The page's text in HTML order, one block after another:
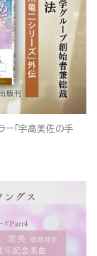
ー「宇高美佐の手